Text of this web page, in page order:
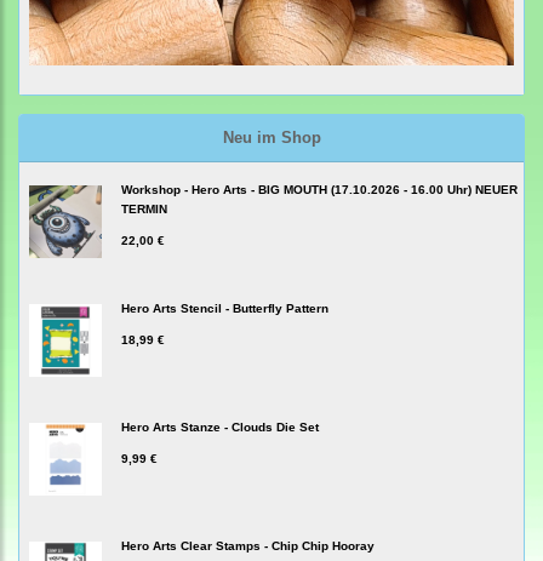
Neu im Shop
Workshop - Hero Arts - BIG MOUTH (17.10.2026 - 16.00 Uhr) NEUER
TERMIN
22,00 €
Hero Arts Stencil - Butterfly Pattern
18,99 €
Hero Arts Stanze - Clouds Die Set
9,99 €
Hero Arts Clear Stamps - Chip Chip Hooray